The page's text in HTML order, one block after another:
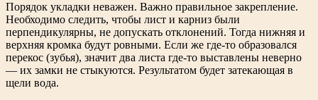
Порядок укладки неважен. Важно правильное закрепление.
Необходимо следить, чтобы лист и карниз были
перпендикулярны, не допускать отклонений. Тогда нижняя и
верхняя кромка будут ровными. Если же где-то образовался
перекос (зубья), значит два листа где-то выставлены неверно
— их замки не стыкуются. Результатом будет затекающая в
щели вода.